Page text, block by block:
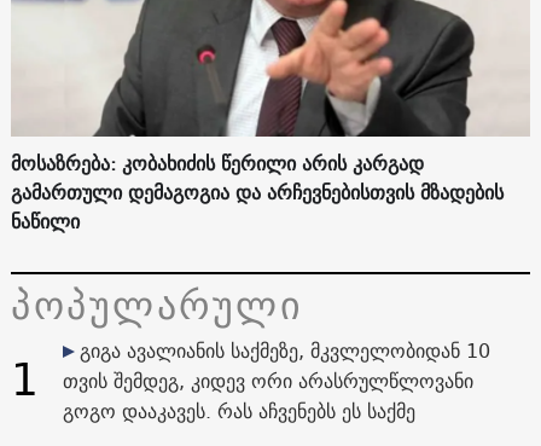
მოსაზრება: კობახიძის წერილი არის კარგად
გამართული დემაგოგია და არჩევნებისთვის მზადების
ნაწილი
პოპულარული
1
გიგა ავალიანის საქმეზე, მკვლელობიდან 10
თვის შემდეგ, კიდევ ორი არასრულწლოვანი
გოგო დააკავეს. რას აჩვენებს ეს საქმე